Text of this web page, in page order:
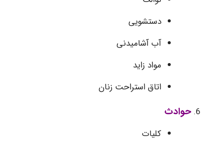
دستشویی
آب آشامیدنی
مواد زاید
اتاق استراحت زنان
حوادث
کلیات